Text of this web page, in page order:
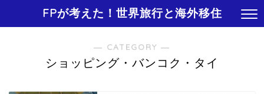
FPが考えた！世界旅行と海外移住
― CATEGORY ―
ショッピング・バンコク・タイ